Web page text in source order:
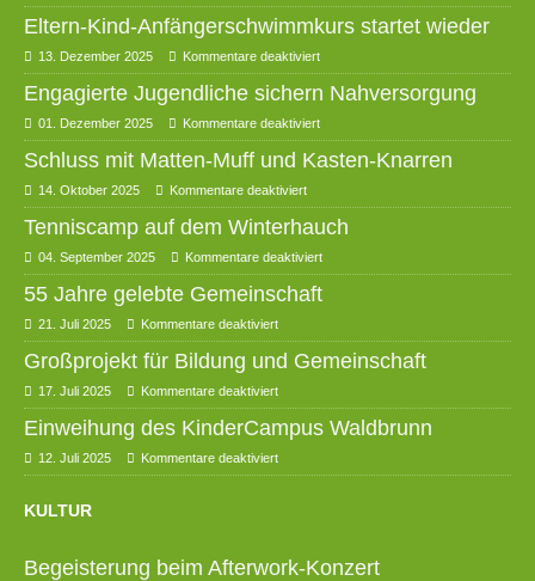
Eltern-Kind-Anfängerschwimmkurs startet wieder
13. Dezember 2025 Kommentare deaktiviert
Engagierte Jugendliche sichern Nahversorgung
01. Dezember 2025 Kommentare deaktiviert
Schluss mit Matten-Muff und Kasten-Knarren
14. Oktober 2025 Kommentare deaktiviert
Tenniscamp auf dem Winterhauch
04. September 2025 Kommentare deaktiviert
55 Jahre gelebte Gemeinschaft
21. Juli 2025 Kommentare deaktiviert
Großprojekt für Bildung und Gemeinschaft
17. Juli 2025 Kommentare deaktiviert
Einweihung des KinderCampus Waldbrunn
12. Juli 2025 Kommentare deaktiviert
KULTUR
Begeisterung beim Afterwork-Konzert